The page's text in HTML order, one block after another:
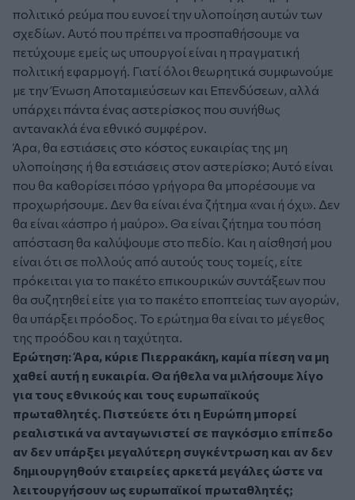
πολιτικό ρεύμα που ευνοεί την υλοποίηση αυτών των
σχεδίων. Αυτό που πρέπει να προσπαθήσουμε να
πετύχουμε εμείς ως υπουργοί είναι η πραγματική
πολιτική εφαρμογή. Γιατί όλοι θεωρητικά συμφωνούμε
με την Ένωση Αποταμιεύσεων και Επενδύσεων, αλλά
υπάρχει πάντα ένας αστερίσκος που συνήθως
αντανακλά ένα εθνικό συμφέρον.
Άρα, θα εστιάσεις στο κόστος ευκαιρίας της μη
υλοποίησης ή θα εστιάσεις στον αστερίσκο; Αυτό είναι
που θα καθορίσει πόσο γρήγορα θα μπορέσουμε να
προχωρήσουμε. Δεν θα είναι ένα ζήτημα «ναι ή όχι». Δεν
θα είναι «άσπρο ή μαύρο». Θα είναι ζήτημα του πόση
απόσταση θα καλύψουμε στο πεδίο. Και η αίσθησή μου
είναι ότι σε πολλούς από αυτούς τους τομείς, είτε
πρόκειται για το πακέτο επικουρικών συντάξεων που
θα συζητηθεί είτε για το πακέτο εποπτείας των αγορών,
θα υπάρξει πρόοδος. Το ερώτημα θα είναι το μέγεθος
της προόδου και η ταχύτητα.
Ερώτηση: Άρα, κύριε Πιερρακάκη, καμία πίεση να μη
χαθεί αυτή η ευκαιρία. Θα ήθελα να μιλήσουμε λίγο
για τους εθνικούς και τους ευρωπαϊκούς
πρωταθλητές. Πιστεύετε ότι η Ευρώπη μπορεί
ρεαλιστικά να ανταγωνιστεί σε παγκόσμιο επίπεδο
αν δεν υπάρξει μεγαλύτερη συγκέντρωση και αν δεν
δημιουργηθούν εταιρείες αρκετά μεγάλες ώστε να
λειτουργήσουν ως ευρωπαϊκοί πρωταθλητές;